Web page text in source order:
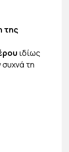
της
ιδίως
τη